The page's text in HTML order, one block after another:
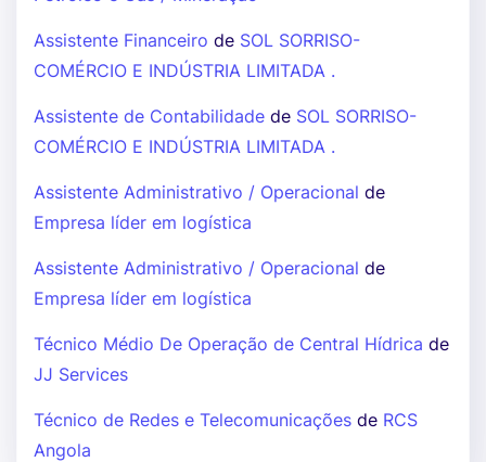
Assistente Financeiro de SOL SORRISO-
COMÉRCIO E INDÚSTRIA LIMITADA .
Assistente de Contabilidade de SOL SORRISO-
COMÉRCIO E INDÚSTRIA LIMITADA .
Assistente Administrativo / Operacional de
Empresa líder em logística
Assistente Administrativo / Operacional de
Empresa líder em logística
Técnico Médio De Operação de Central Hídrica de
JJ Services
Técnico de Redes e Telecomunicações de RCS
Angola